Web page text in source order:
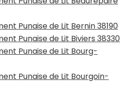
Punaise de Lit Bernin 38190
Punaise de Lit Biviers 38330
Punaise de Lit Bourg-
Punaise de Lit Bourgoin-